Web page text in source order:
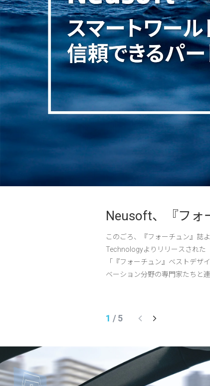
Neusoft、『フォ
このごろ、『フォーチュン』誌
Technologyよりリリースされた
「『フォーチュン』ベストデザ
ベーション分野の専門家たちと
1 /5